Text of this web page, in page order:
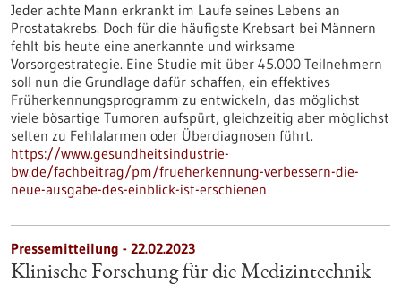
Jeder achte Mann erkrankt im Laufe seines Lebens an
Prostatakrebs. Doch für die häufigste Krebsart bei Männern
fehlt bis heute eine anerkannte und wirksame
Vorsorgestrategie. Eine Studie mit über 45.000 Teilnehmern
soll nun die Grundlage dafür schaffen, ein effektives
Früherkennungsprogramm zu entwickeln, das möglichst
viele bösartige Tumoren aufspürt, gleichzeitig aber möglichst
selten zu Fehlalarmen oder Überdiagnosen führt.
https://www.gesundheitsindustrie-
bw.de/fachbeitrag/pm/frueherkennung-verbessern-die-
neue-ausgabe-des-einblick-ist-erschienen
Pressemitteilung - 22.02.2023
Klinische Forschung für die Medizintechnik